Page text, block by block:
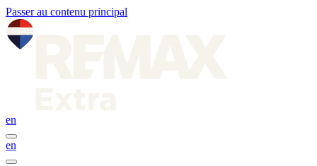
Passer au contenu principal
en
en